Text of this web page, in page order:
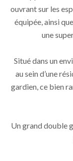
ouvrant sur les
équipée, ainsi
une
Situé dans un
au sein d’une
gardien, ce bien
Un grand double